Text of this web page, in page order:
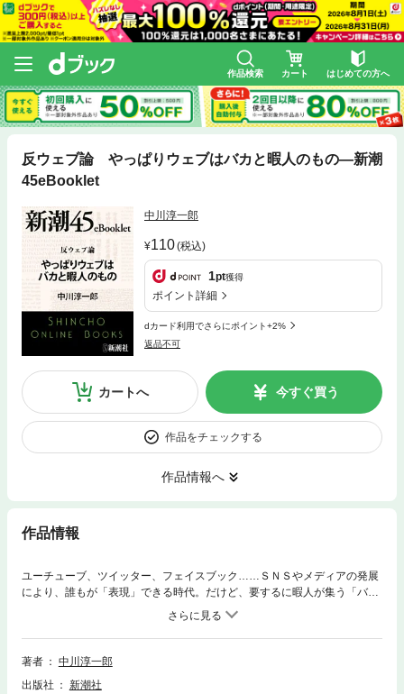
作品検索 カート はじめての方へ
反ウェブ論 やっぱりウェブはバカと暇人のもの—新潮
45eBooklet
中川淳一郎
110(税込)
1pt獲得
ポイント詳細
dカード利用でさらにポイント+2%
返品不可
カートへ 今すぐ買う
作品をチェックする
作品情報へ
作品情報
ユーチューブ、ツイッター、フェイスブック……ＳＮＳやメディアの発展
により、誰もが「表現」できる時代。だけど、要するに暇人が集う「バカ
発見器」が増えただけの話。「市民による情報発信」というお題目の下、
蔓延するのは韓国叩きとヘイトスピーチ。「愚者の行進」は、いつまで続
くのか。
著者
中川淳一郎
出版社
新潮社